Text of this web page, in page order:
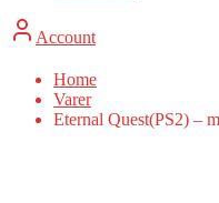
Account
Home
Varer
Eternal Quest(PS2) –